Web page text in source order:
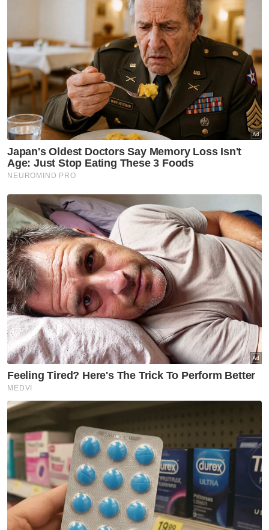
Artikel Berkaitan:
Pesawat dilapor terhempas di Elmina Shah Alam
Shah Alam dilanda banjir kilat
MB nafi roboh Stadium Shah Alam untuk PRN
Muat turun aplikasi Sinar Harian.Klik di sini!
Peralihan Kuasa
Perdana Menteri
Jingga13
Artikel Disyorkan
Nasional
Peruntukan untuk siapa, ahli
Parlimen atau rakyat? - Anwar